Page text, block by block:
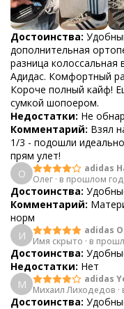
Достоинства:
дополнительная
разница
Адидас. Комфортный
Короче полный кайф!
сумкой шопоером.
Недостатки: Не
Комментарий: Взял
1/3 - подошли
прям улет!
О
adidas
Олег · в прошлом
Достоинства:
Комментарий:
норм
И
adidas
Имя скрыто · в
Достоинства:
Недостатки: Нет
М
adidas
Михаил Лиходедов ·
Достоинства: